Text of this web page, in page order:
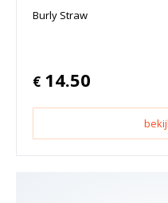
Burly Straw
€ 14.50